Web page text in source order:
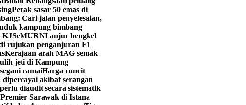
Perak sasar 50 emas di
Cari jalan penyelesaian,
kampung bimbang
KJSeMURNI anjur bengkel
rujukan penganjuran F1
Kerajaan arah MAG semak
jeti di Kampung
ramaiHarga runcit
akibat serangan
diaudit secara sistematik
Sarawak di Istana